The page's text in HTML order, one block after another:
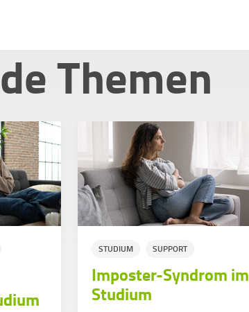
Themen
STUDIUM SUPPORT
Imposter-Syndrom im
Studium